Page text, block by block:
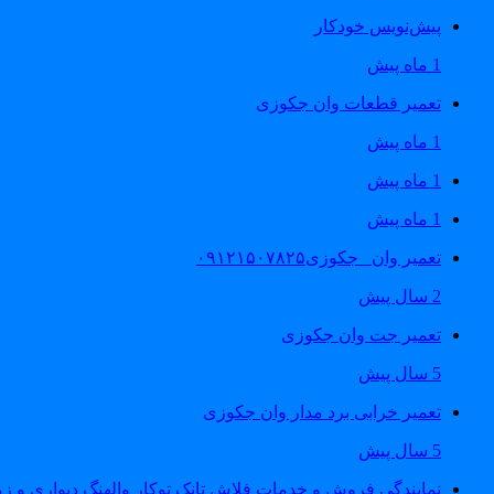
پیش‌نویس خودکار
1 ماه پیش
تعمیر قطعات وان جکوزی
1 ماه پیش
1 ماه پیش
1 ماه پیش
تعمیر وان _جکوزی۰۹۱۲۱۵۰۷۸۲۵
2 سال پیش
تعمیر جت وان جکوزی
5 سال پیش
تعمیر خرابی برد مدار وان جکوزی
5 سال پیش
نمایندگی فروش و خدمات فلاش تانک توکار والهنگ دیواری و زمینی